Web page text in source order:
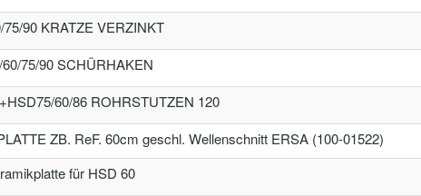
75/90 KRATZE VERZINKT
75/90 SCHÜRHAKEN
60/86 ROHRSTUTZEN 120
ZB. ReF. 60cm geschl. Wellenschnitt ERSA (100-01522)
für HSD 60